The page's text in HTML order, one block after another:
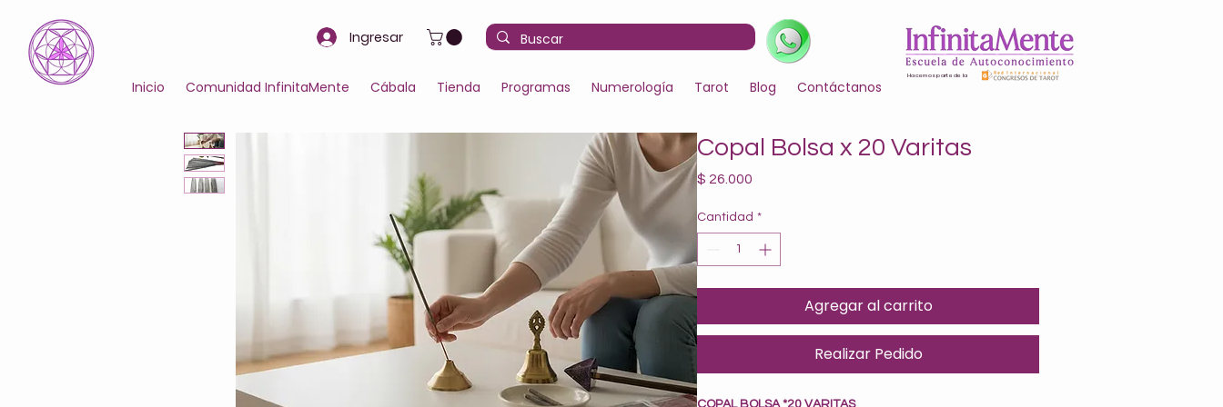
Ingresar
Inicio Comunidad InfinitaMente Cábala Tienda Programas Numerología Tarot Blog Contáctanos
Hacemos parte de la
Copal Bolsa x 20 Varitas
$ 26.000
Cantidad *
Agregar al carrito
Realizar Pedido
COPAL BOLSA *20 VARITAS